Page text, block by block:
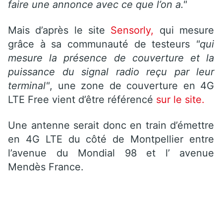
faire une annonce avec ce que l’on a."
Mais d’après le site Sensorly, qui mesure
grâce à sa communauté de testeurs "qui
mesure la présence de couverture et la
puissance du signal radio reçu par leur
terminal", une zone de couverture en 4G
LTE Free vient d’être référencé sur le site.
Une antenne serait donc en train d’émettre
en 4G LTE du côté de Montpellier entre
l’avenue du Mondial 98 et l’ avenue
Mendès France.